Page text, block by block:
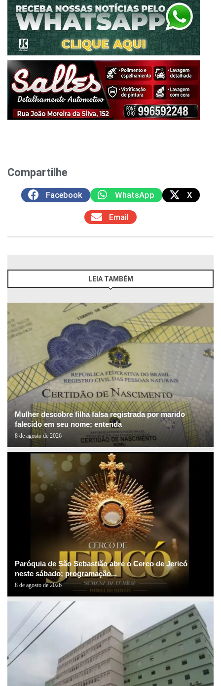
Compartilhe
Facebook WhatsApp X
Email
LEIA TAMBÉM
Mulher descobre filha falsa registrada por marido
falecido em seu nome; entenda
8 de agosto de 2026
Paróquia de São Sebastião abre o Cerco de Jericó
neste sábado; programação...
8 de agosto de 2026